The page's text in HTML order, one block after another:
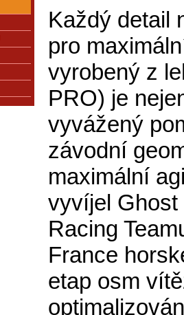
Každý detail
pro
vyrobený z
PRO) je
vyvážený
závodní
maximální
vyvíjel
Racing
France
etap osm